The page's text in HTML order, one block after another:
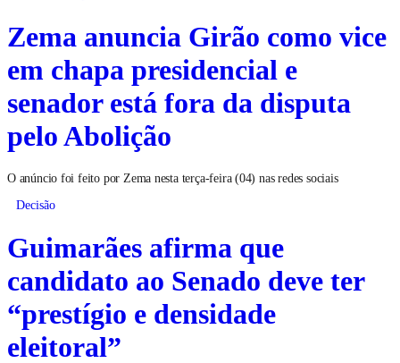
Zema anuncia Girão como vice
em chapa presidencial e
senador está fora da disputa
pelo Abolição
O anúncio foi feito por Zema nesta terça-feira (04) nas redes sociais
Decisão
Guimarães afirma que
candidato ao Senado deve ter
“prestígio e densidade
eleitoral”